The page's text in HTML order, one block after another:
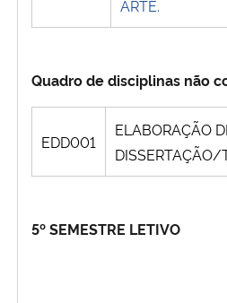
ARTE.
Quadro de disciplinas não
EDD001
ELABORAÇÃO
DISSERTAÇÃO/
5º SEMESTRE LETIVO